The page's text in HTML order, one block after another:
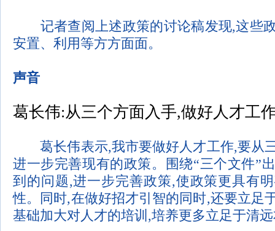
记者查阅上述政策的讨论稿发现,这些
安置、利用等方方面面。
声音
葛长伟:从三个方面入手,做好人才工
葛长伟表示,我市要做好人才工作,要从
进一步完善现有的政策。围绕“三个文件”
到的问题,进一步完善政策,使政策更具有
性。同时,在做好招才引智的同时,还要立足
基础加大对人才的培训 ,培养更多立足于清